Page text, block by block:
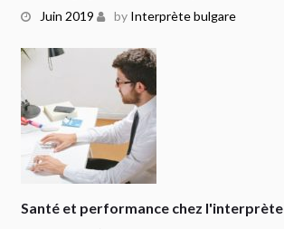
Juin 2019 by Interprète bulgare
Santé et performance chez l'interprète